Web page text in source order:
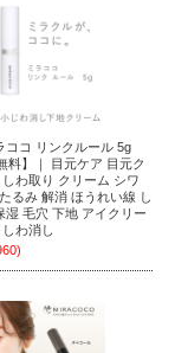
ココ リンクルール 5g
料】｜ 目元ケア 目元ク
わ取り クリーム シワ
るみ 解消 ほうれい線 し
湿 毛穴 下地 アイクリー
わ消し